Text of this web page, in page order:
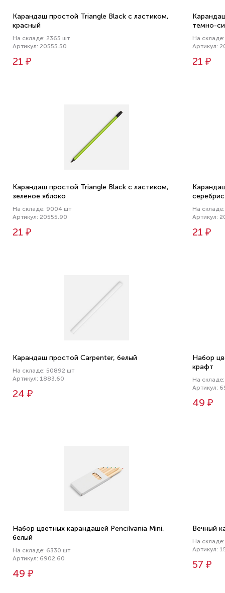
Карандаш простой Triangle Black с ластиком,
красный
На складе: 2365 шт
Артикул: 20555.50
21 ₽
темно-
На
Артикул:
21 ₽
Карандаш простой Triangle Black с ластиком,
зеленое яблоко
На складе: 9004 шт
Артикул: 20555.90
21 ₽
На
Артикул:
21 ₽
Карандаш простой Carpenter, белый
На складе: 50892 шт
Артикул: 1883.60
24 ₽
Набор
крафт
На
Артикул:
49 ₽
Набор цветных карандашей Pencilvania Mini,
белый
На складе: 6330 шт
Артикул: 6902.60
49 ₽
Вечный
На
Артикул:
57 ₽